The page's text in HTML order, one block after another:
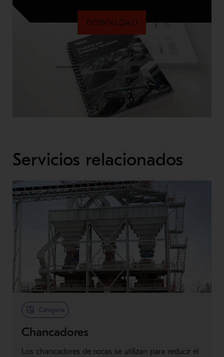
DOWNLOAD
Servicios relacionados
Categoría
Chancadores
Los chancadores de rocas se utilizan para reducir el